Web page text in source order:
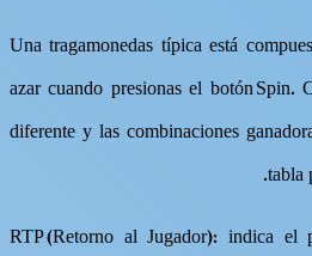
Una tragamonedas típica está
azar cuando presionas el botón
diferente y las combinaciones
tabla
.
• RTP (Retorno al Jugador): indica